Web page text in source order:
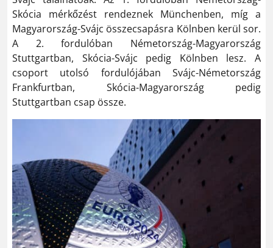
Skócia mérkőzést rendeznek Münchenben, míg a
Magyarország-Svájc összecsapásra Kölnben kerül sor.
A 2. fordulóban Németország-Magyarország
Stuttgartban, Skócia-Svájc pedig Kölnben lesz. A
csoport utolsó fordulójában Svájc-Németország
Frankfurtban, Skócia-Magyarország pedig
Stuttgartban csap össze.